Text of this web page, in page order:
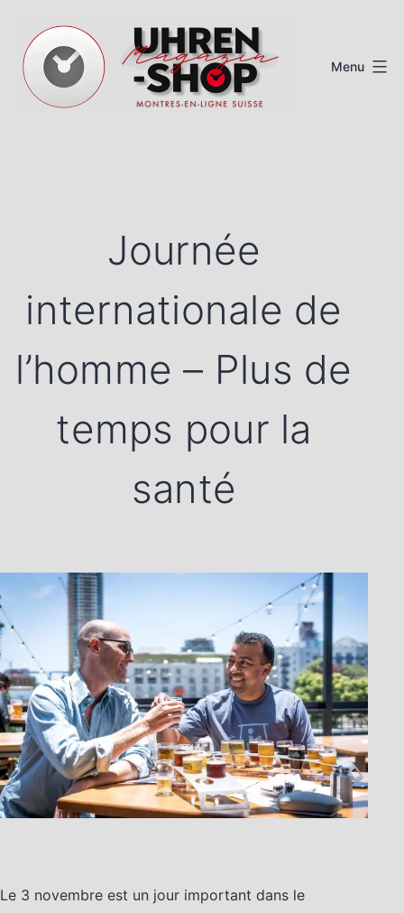
contenu
Menu
Journée
internationale de
l’homme – Plus de
temps pour la
santé
Le 3 novembre est un jour important dans le